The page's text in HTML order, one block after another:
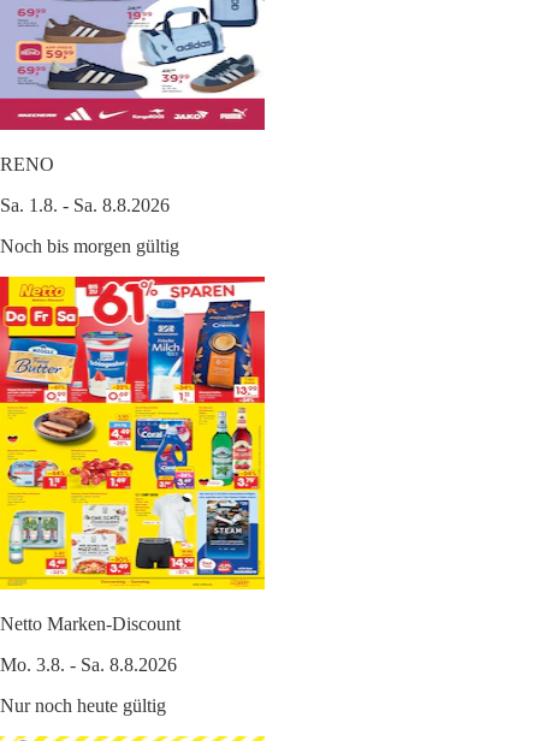
RENO
Sa. 1.8. - Sa. 8.8.2026
Noch bis morgen gültig
Netto Marken-Discount
Mo. 3.8. - Sa. 8.8.2026
Nur noch heute gültig